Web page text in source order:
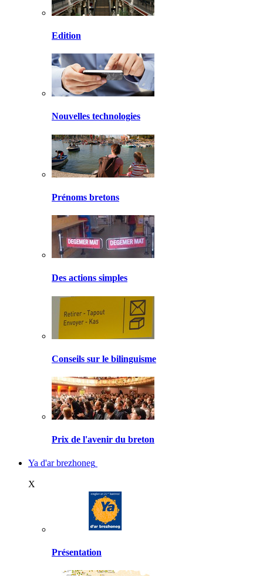
Edition
Nouvelles technologies
Prénoms bretons
Des actions simples
Conseils sur le bilinguisme
Prix de l'avenir du breton
Ya d'ar brezhoneg
X
Présentation